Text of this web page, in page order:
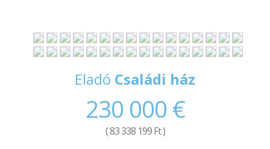
Eladó Családi ház
230 000 €
( 83 338 199 Ft )